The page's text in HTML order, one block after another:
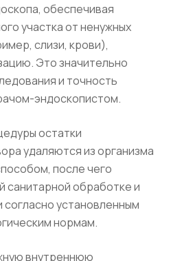
обеспечивая
участка от ненужных
слизи, крови),
Это значительно
и точность
эндоскопистом.
остатки
удаляются из организма
после чего
санитарной обработке и
установленным
нормам.
внутреннюю